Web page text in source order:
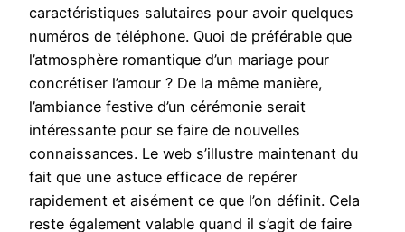
caractéristiques salutaires pour avoir quelques
numéros de téléphone. Quoi de préférable que
l’atmosphère romantique d’un mariage pour
concrétiser l’amour ? De la même manière,
l’ambiance festive d’un cérémonie serait
intéressante pour se faire de nouvelles
connaissances. Le web s’illustre maintenant du
fait que une astuce efficace de repérer
rapidement et aisément ce que l’on définit. Cela
reste également valable quand il s’agit de faire